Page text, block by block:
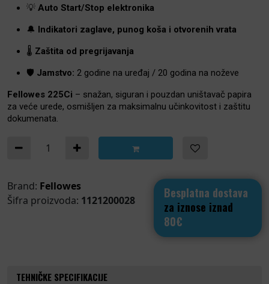
💡 Auto Start/Stop elektronika
🔔 Indikatori zaglave, punog koša i otvorenih vrata
🌡️ Zaštita od pregrijavanja
🛡️ Jamstvo: 2 godine na uređaj / 20 godina na noževe
Fellowes 225Ci – snažan, siguran i pouzdan uništavač papira
za veće urede, osmišljen za maksimalnu učinkovitost i zaštitu
dokumenata.
Uništavač papira 225CI Fellowes količina
Brand: Fellowes
Šifra proizvoda: 1121200028
Besplatna dostava
za iznose iznad
80€
TEHNIČKE SPECIFIKACIJE